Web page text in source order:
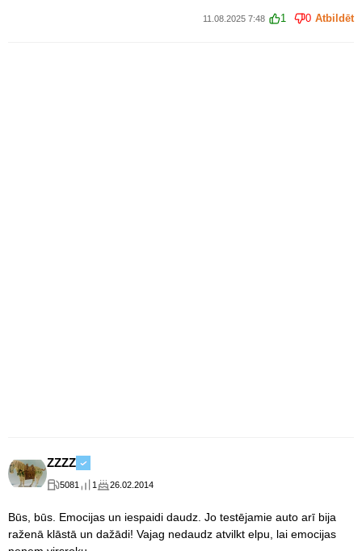
11.08.2025 7:48 1 0 Atbildēt
ZZZZ
5081 1 26.02.2014
Būs, būs. Emocijas un iespaidi daudz. Jo testējamie auto arī bija
raženā klāstā un dažādi! Vajag nedaudz atvilkt elpu, lai emocijas